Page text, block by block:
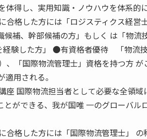
体得し、実用知識・ノウハウを体系的
合格した方には「ロジスティクス経営
補、幹部候補の方」もしく は「物流
経験した方」 ●有資格者優待 「物流
、「国際物流管理士」資格を持つ方
用される。
国際物流担当者として必要な全領域
ができる、我が国唯 一のグローバル
合格した方には「国際物流管理士」 の